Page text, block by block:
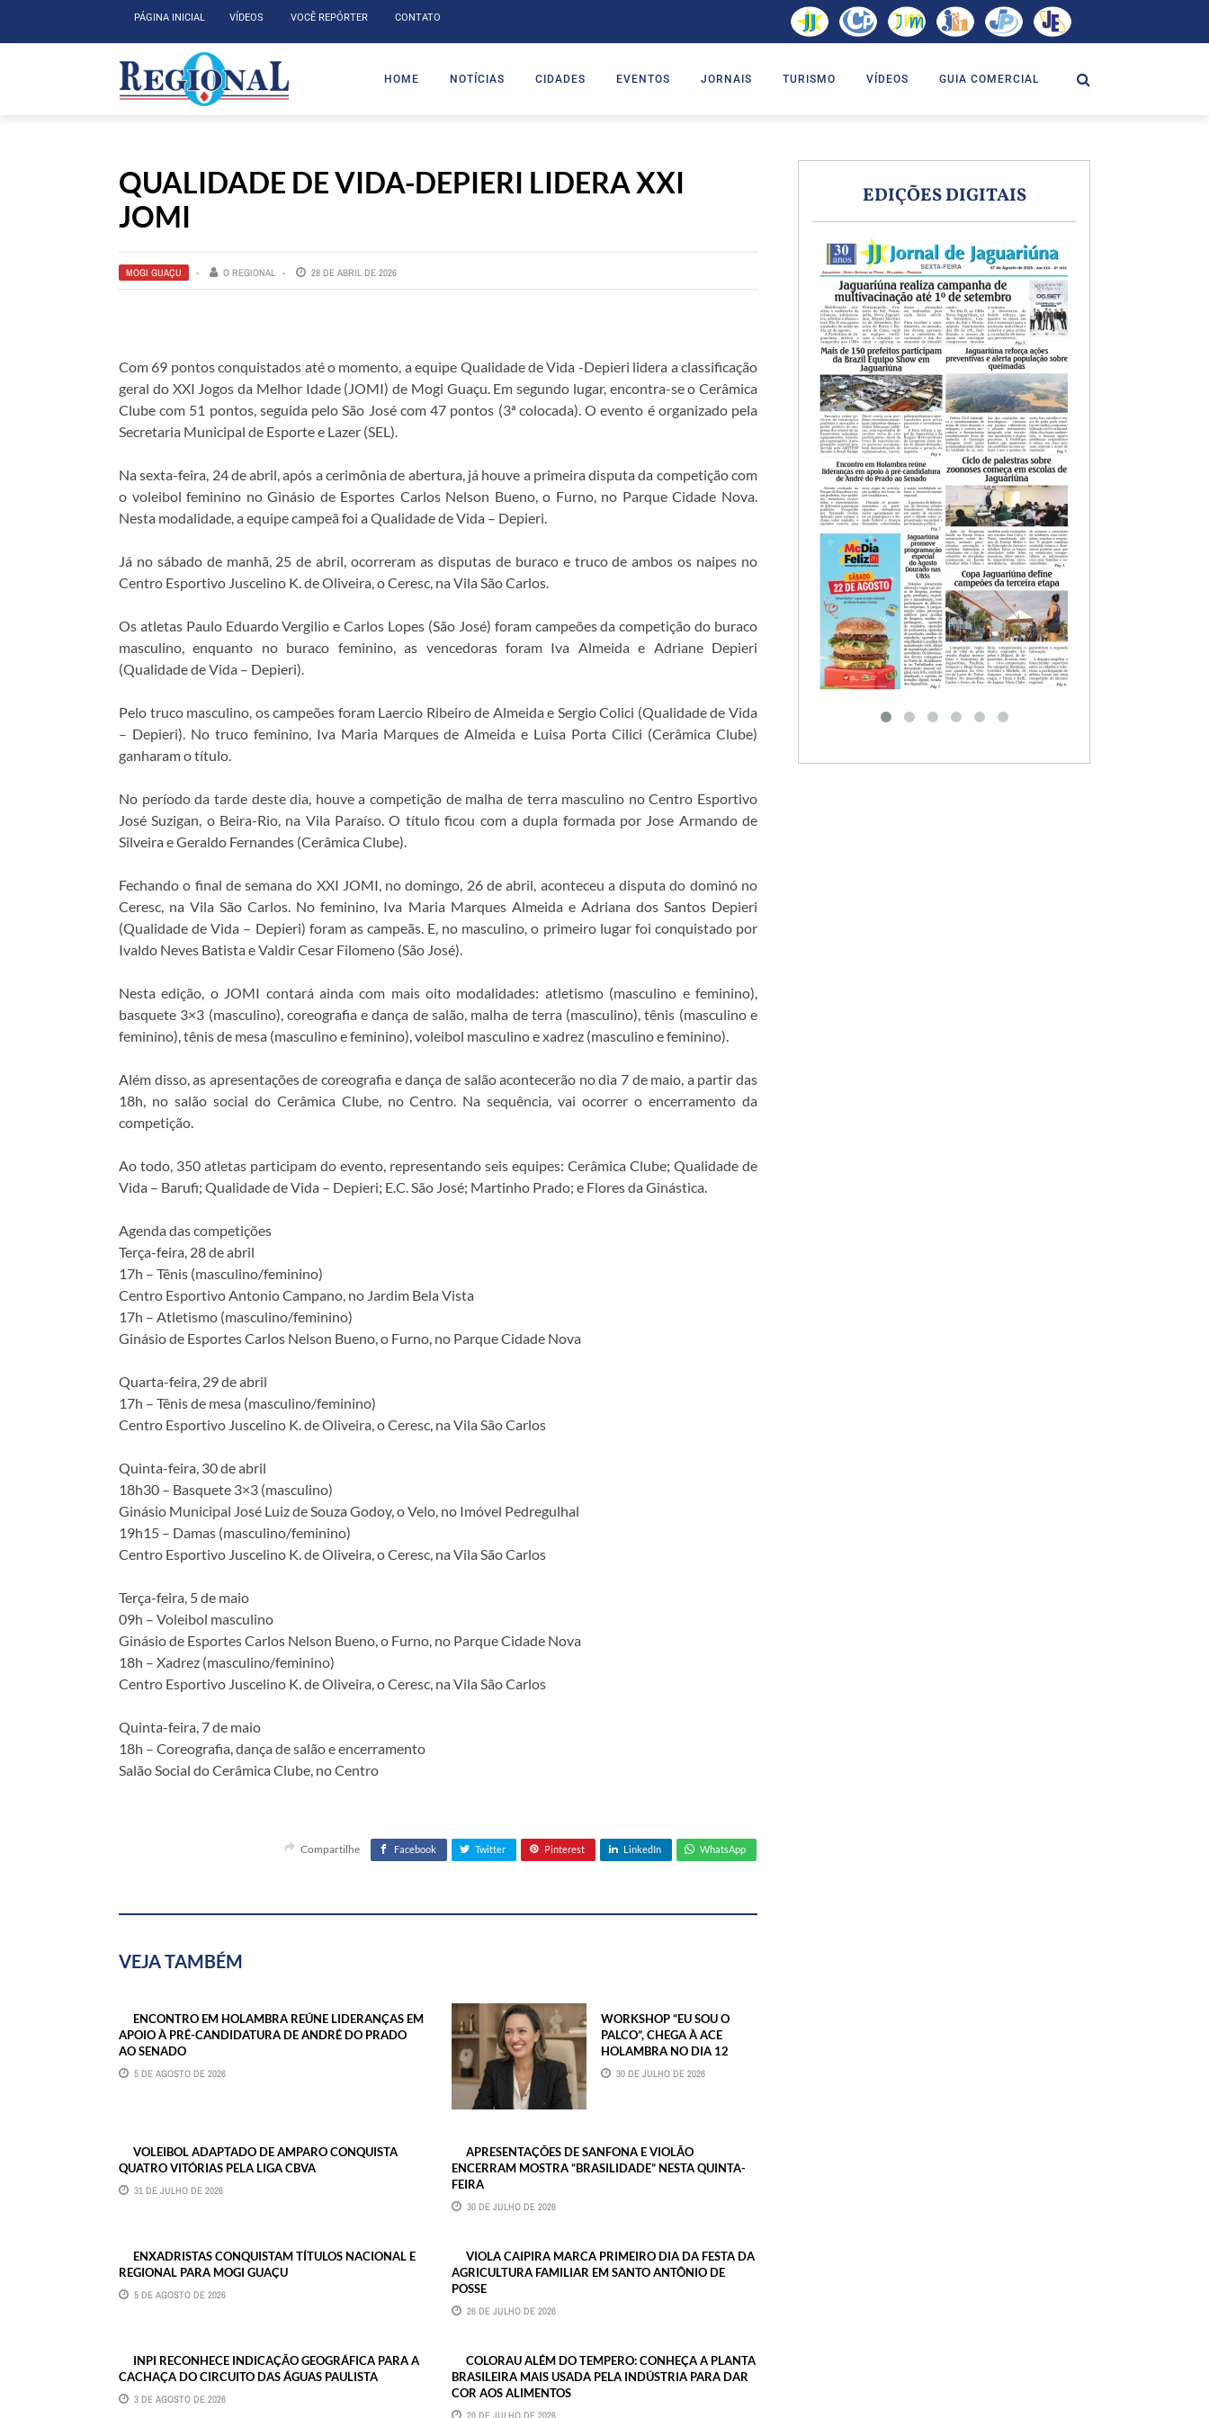
PÁGINA INICIAL VÍDEOS VOCÊ REPÓRTER CONTATO
HOME NOTÍCIAS CIDADES EVENTOS JORNAIS TURISMO VÍDEOS GUIA COMERCIAL
QUALIDADE DE VIDA-DEPIERI LIDERA XXI
JOMI
MOGI GUAÇU O REGIONAL 28 DE ABRIL DE 2026
Com 69 pontos conquistados até o momento, a equipe Qualidade de Vida -Depieri lidera a classificação
geral do XXI Jogos da Melhor Idade (JOMI) de Mogi Guaçu. Em segundo lugar, encontra-se o Cerâmica
Clube com 51 pontos, seguida pelo São José com 47 pontos (3ª colocada). O evento é organizado pela
Secretaria Municipal de Esporte e Lazer (SEL).
Na sexta-feira, 24 de abril, após a cerimônia de abertura, já houve a primeira disputa da competição com
o voleibol feminino no Ginásio de Esportes Carlos Nelson Bueno, o Furno, no Parque Cidade Nova.
Nesta modalidade, a equipe campeã foi a Qualidade de Vida – Depieri.
Já no sábado de manhã, 25 de abril, ocorreram as disputas de buraco e truco de ambos os naipes no
Centro Esportivo Juscelino K. de Oliveira, o Ceresc, na Vila São Carlos.
Os atletas Paulo Eduardo Vergilio e Carlos Lopes (São José) foram campeões da competição do buraco
masculino, enquanto no buraco feminino, as vencedoras foram Iva Almeida e Adriane Depieri
(Qualidade de Vida – Depieri).
Pelo truco masculino, os campeões foram Laercio Ribeiro de Almeida e Sergio Colici (Qualidade de Vida
– Depieri). No truco feminino, Iva Maria Marques de Almeida e Luisa Porta Cilici (Cerâmica Clube)
ganharam o título.
No período da tarde deste dia, houve a competição de malha de terra masculino no Centro Esportivo
José Suzigan, o Beira-Rio, na Vila Paraíso. O título ficou com a dupla formada por Jose Armando de
Silveira e Geraldo Fernandes (Cerâmica Clube).
Fechando o final de semana do XXI JOMI, no domingo, 26 de abril, aconteceu a disputa do dominó no
Ceresc, na Vila São Carlos. No feminino, Iva Maria Marques Almeida e Adriana dos Santos Depieri
(Qualidade de Vida – Depieri) foram as campeãs. E, no masculino, o primeiro lugar foi conquistado por
Ivaldo Neves Batista e Valdir Cesar Filomeno (São José).
Nesta edição, o JOMI contará ainda com mais oito modalidades: atletismo (masculino e feminino),
basquete 3×3 (masculino), coreografia e dança de salão, malha de terra (masculino), tênis (masculino e
feminino), tênis de mesa (masculino e feminino), voleibol masculino e xadrez (masculino e feminino).
Além disso, as apresentações de coreografia e dança de salão acontecerão no dia 7 de maio, a partir das
18h, no salão social do Cerâmica Clube, no Centro. Na sequência, vai ocorrer o encerramento da
competição.
Ao todo, 350 atletas participam do evento, representando seis equipes: Cerâmica Clube; Qualidade de
Vida – Barufi; Qualidade de Vida – Depieri; E.C. São José; Martinho Prado; e Flores da Ginástica.
Agenda das competições
Terça-feira, 28 de abril
17h – Tênis (masculino/feminino)
Centro Esportivo Antonio Campano, no Jardim Bela Vista
17h – Atletismo (masculino/feminino)
Ginásio de Esportes Carlos Nelson Bueno, o Furno, no Parque Cidade Nova
Quarta-feira, 29 de abril
17h – Tênis de mesa (masculino/feminino)
Centro Esportivo Juscelino K. de Oliveira, o Ceresc, na Vila São Carlos
Quinta-feira, 30 de abril
18h30 – Basquete 3×3 (masculino)
Ginásio Municipal José Luiz de Souza Godoy, o Velo, no Imóvel Pedregulhal
19h15 – Damas (masculino/feminino)
Centro Esportivo Juscelino K. de Oliveira, o Ceresc, na Vila São Carlos
Terça-feira, 5 de maio
09h – Voleibol masculino
Ginásio de Esportes Carlos Nelson Bueno, o Furno, no Parque Cidade Nova
18h – Xadrez (masculino/feminino)
Centro Esportivo Juscelino K. de Oliveira, o Ceresc, na Vila São Carlos
Quinta-feira, 7 de maio
18h – Coreografia, dança de salão e encerramento
Salão Social do Cerâmica Clube, no Centro
Compartilhe Facebook Twitter Pinterest LinkedIn WhatsApp
VEJA TAMBÉM
ENCONTRO EM HOLAMBRA REÚNE LIDERANÇAS EM
APOIO À PRÉ-CANDIDATURA DE ANDRÉ DO PRADO
AO SENADO
5 DE AGOSTO DE 2026
WORKSHOP “EU SOU O
PALCO”, CHEGA À ACE
HOLAMBRA NO DIA 12
30 DE JULHO DE 2026
VOLEIBOL ADAPTADO DE AMPARO CONQUISTA
QUATRO VITÓRIAS PELA LIGA CBVA
31 DE JULHO DE 2026
APRESENTAÇÕES DE SANFONA E VIOLÃO
ENCERRAM MOSTRA “BRASILIDADE” NESTA QUINTA-
FEIRA
30 DE JULHO DE 2026
ENXADRISTAS CONQUISTAM TÍTULOS NACIONAL E
REGIONAL PARA MOGI GUAÇU
5 DE AGOSTO DE 2026
VIOLA CAIPIRA MARCA PRIMEIRO DIA DA FESTA DA
AGRICULTURA FAMILIAR EM SANTO ANTÔNIO DE
POSSE
26 DE JULHO DE 2026
INPI RECONHECE INDICAÇÃO GEOGRÁFICA PARA A
CACHAÇA DO CIRCUITO DAS ÁGUAS PAULISTA
3 DE AGOSTO DE 2026
COLORAU ALÉM DO TEMPERO: CONHEÇA A PLANTA
BRASILEIRA MAIS USADA PELA INDÚSTRIA PARA DAR
COR AOS ALIMENTOS
20 DE JULHO DE 2026
EDIÇÕES DIGITAIS